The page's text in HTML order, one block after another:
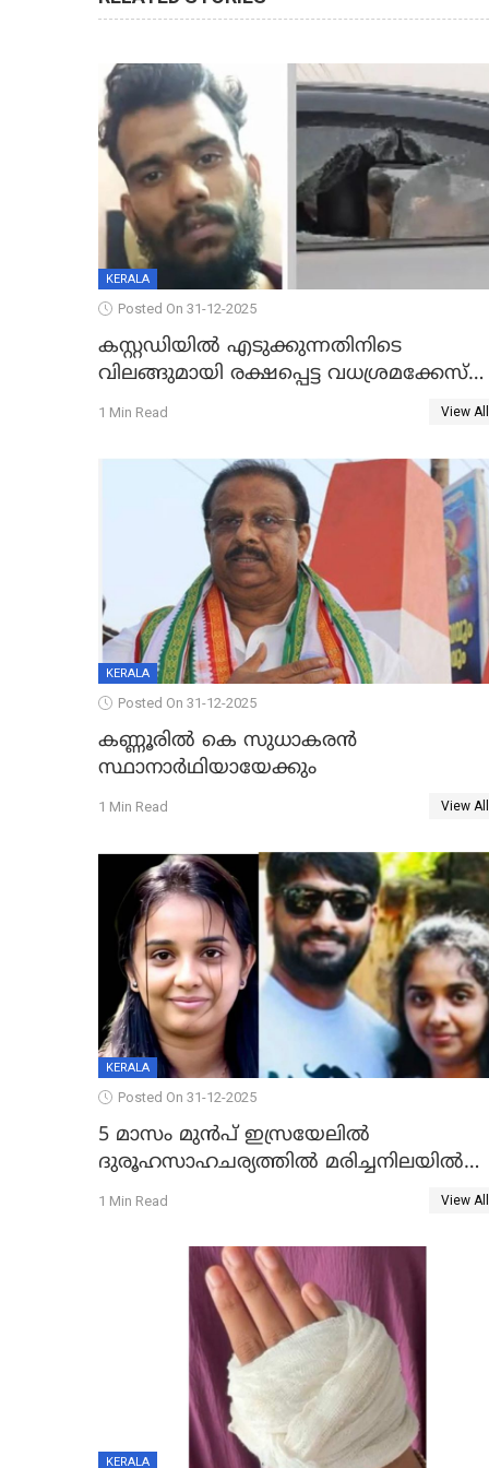
KERALA
Posted On 31-12-2025
കസ്റ്റഡിയിൽ എടുക്കുന്നതിനിടെ
വിലങ്ങുമായി രക്ഷപ്പെട്ട വധശ്രമക്കേസ്
പ്രതി പിടിയിൽ
1 Min Read View All
KERALA
Posted On 31-12-2025
കണ്ണൂരിൽ കെ സുധാകരൻ
സ്ഥാനാർഥിയായേക്കും
1 Min Read View All
KERALA
Posted On 31-12-2025
5 മാസം മുൻപ് ഇസ്രയേലിൽ
ദുരൂഹസാഹചര്യത്തിൽ മരിച്ചനിലയിൽ
കണ്ടെത്തിയ മലയാളി യുവാവിന്റെ
1 Min Read View All
KERALA